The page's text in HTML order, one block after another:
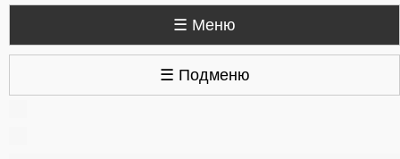
☰ Меню
☰ Подменю